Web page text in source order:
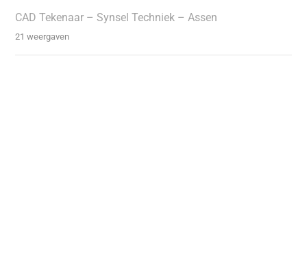
CAD Tekenaar – Synsel Techniek – Assen
21 weergaven